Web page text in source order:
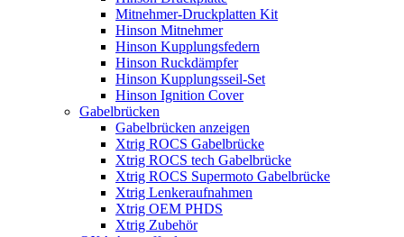
Mitnehmer-Druckplatten Kit
Hinson Mitnehmer
Hinson Kupplungsfedern
Hinson Ruckdämpfer
Hinson Kupplungsseil-Set
Hinson Ignition Cover
Gabelbrücken
Gabelbrücken anzeigen
Xtrig ROCS Gabelbrücke
Xtrig ROCS tech Gabelbrücke
Xtrig ROCS Supermoto Gabelbrücke
Xtrig Lenkeraufnahmen
Xtrig OEM PHDS
Xtrig Zubehör